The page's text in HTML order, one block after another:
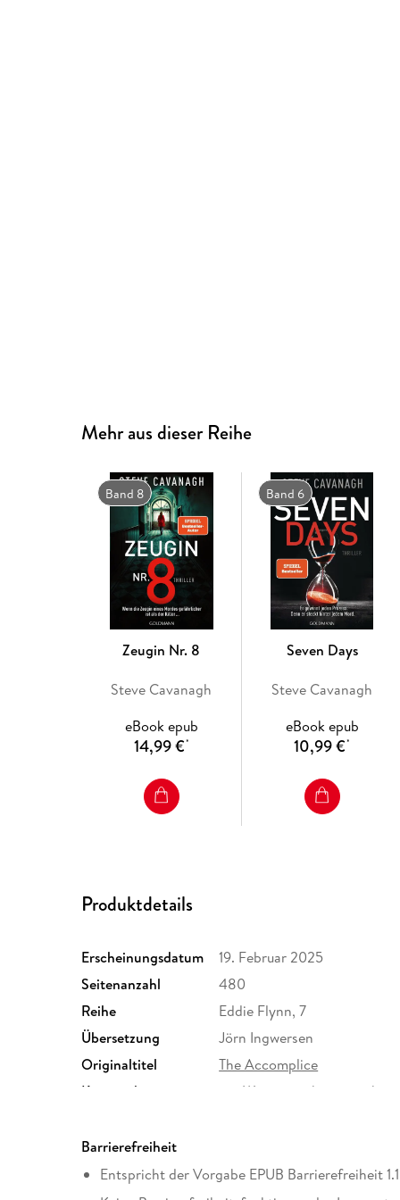
Mehr aus dieser Reihe
Band 8
Zeugin Nr. 8
Steve Cavanagh
eBook epub
14,99 €*
Band 6
Seven Days
Steve Cavanagh
eBook epub
10,99 €*
Produktdetails
Erscheinungsdatum 19. Februar 2025
Seitenanzahl
480
Reihe
Eddie Flynn, 7
Übersetzung
Jörn Ingwersen
Originaltitel
The Accomplice
Kopierschutz
mit Wasserzeichen versehen
ISBN
Barrierefreiheit
Entspricht der Vorgabe EPUB Barrierefreiheit 1.1